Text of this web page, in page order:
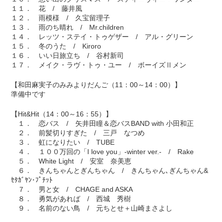
１１． 花 / 藤井風
１２． 雨模様 / 久宝留理子
１３． 雨のち晴れ / Mr.children
１４． レッツ・ステイ・トゥゲザー / アル・グリーン
１５． 冬のうた / Kiroro
１６． いい日旅立ち / 谷村新司
１７． メイク・ラヴ・トゥ・ユー / ボーイズⅡメン
【和田麻実子のみみよりだんご（11：00～14：00）】
準備中です
【Hit&Hit（14：00～16：55）】
１． 恋バス / 矢井田瞳＆恋バスBAND with 小田和正
２． 前髪切りすぎた / 三戸 なつめ
３． 虹になりたい / TUBE
４． １００万回の「I love you」-winter ver.- / Rake
５． White Light / 安室 奈美恵
６． きんちゃんとぎんちゃん / きんちゃん､ぎんちゃん&
ｾﾀｶﾞﾔﾝ･ﾌﾟﾁｯﾄ
７． 男と女 / CHAGE and ASKA
８． 勇気があれば / 西城 秀樹
９． 名前のない鳥 / 元ちとせ＋山崎まさよし